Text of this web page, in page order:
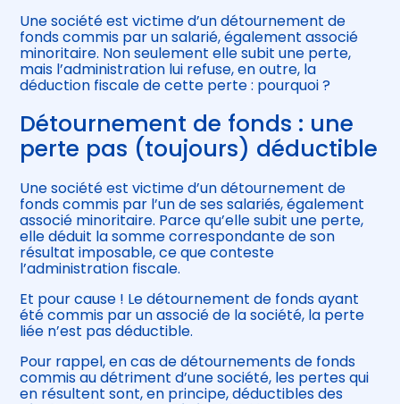
Construire votre patrimoine
Être prêt pour la facturation
électronique
Une société est victime d’un détournement de
fonds commis par un salarié, également associé
minoritaire. Non seulement elle subit une perte,
mais l’administration lui refuse, en outre, la
déduction fiscale de cette perte : pourquoi ?
Détournement de fonds : une
perte pas (toujours) déductible
Une société est victime d’un détournement de
fonds commis par l’un de ses salariés, également
associé minoritaire. Parce qu’elle subit une perte,
elle déduit la somme correspondante de son
résultat imposable, ce que conteste
l’administration fiscale.
Et pour cause ! Le détournement de fonds ayant
été commis par un associé de la société, la perte
liée n’est pas déductible.
Pour rappel, en cas de détournements de fonds
commis au détriment d’une société, les pertes qui
en résultent sont, en principe, déductibles des